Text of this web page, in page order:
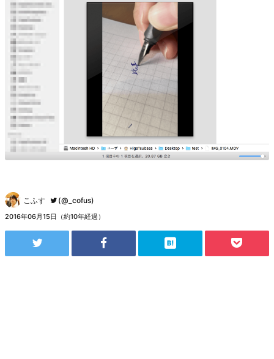
こふす (@_cofus)
2016年06月15日（約10年経過）